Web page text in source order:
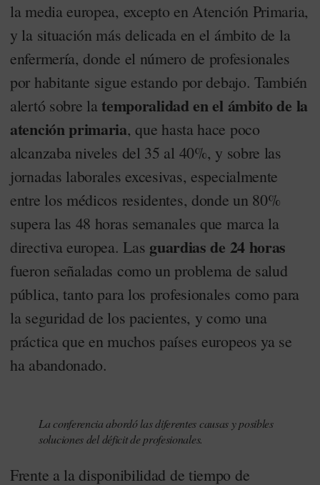
la media europea, excepto en Atención Primaria,
y la situación más delicada en el ámbito de la
enfermería, donde el número de profesionales
por habitante sigue estando por debajo. También
alertó sobre latemporalidad en el ámbito de la
atención primaria, que hasta hace poco
alcanzaba niveles del 35 al 40%, y sobre las
jornadas laborales excesivas, especialmente
entre los médicos residentes, donde un 80%
supera las 48 horas semanales que marca la
directiva europea. Las guardias de 24 horas
fueron señaladas como un problema de salud
pública, tanto para los profesionales como para
la seguridad de los pacientes, y como una
práctica que en muchos países europeos ya se
ha abandonado.
La conferencia abordó las diferentes causas y posibles
soluciones del déficit de profesionales.
Frente a la disponibilidad de tiempo de